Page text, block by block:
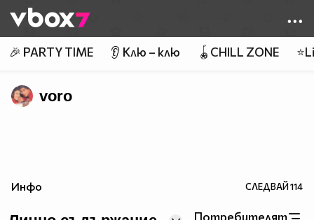
👾
🎉 PARTY TIME 👂 Клю – клю 🪀CHILL ZONE
voro
Инфо СЛЕДВАЙ114
Потребителят